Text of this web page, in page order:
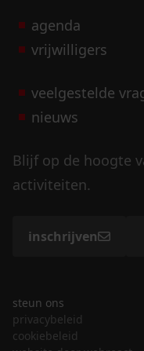
agenda
vrijwilligers
veelgestelde
nieuws
Blijf op de hoogte
activiteiten.
inschrijven
steun ons
privacybeleid
cookiebeleid